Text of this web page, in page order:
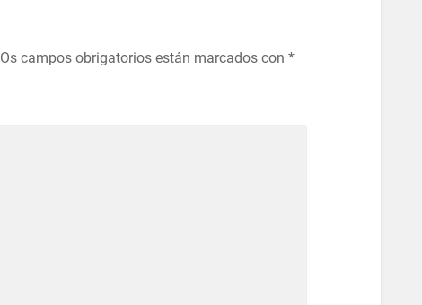
Os campos obrigatorios están marcados con *